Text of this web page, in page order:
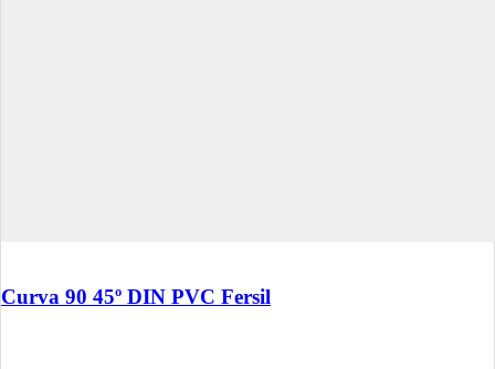
Curva 90 45º DIN PVC Fersil